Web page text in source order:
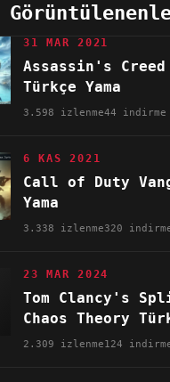
31 MAR 2021
Assassin's
Türkçe Yama
3.598 izlenme44 indirme
6 KAS 2021
Call of Duty
Yama
3.338 izlenme320
23 MAR 2024
Tom Clancy's
Chaos Theory
2.309 izlenme124